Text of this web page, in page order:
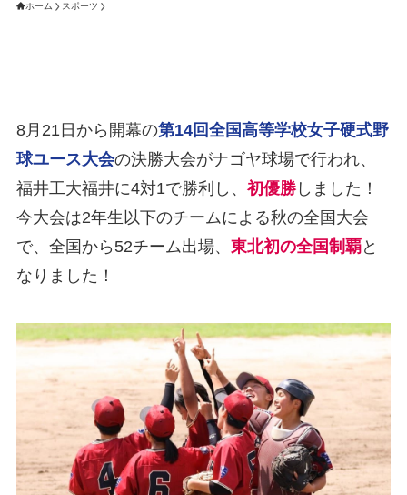
ホーム スポーツ
8月21日から開幕の第14回全国高等学校女子硬式野
球ユース大会の決勝大会がナゴヤ球場で行われ、
福井工大福井に4対1で勝利し、 初優勝しました！
今大会は2年生以下のチームによる秋の全国大会
で、全国から52チーム出場、 東北初の全国制覇と
なりました！